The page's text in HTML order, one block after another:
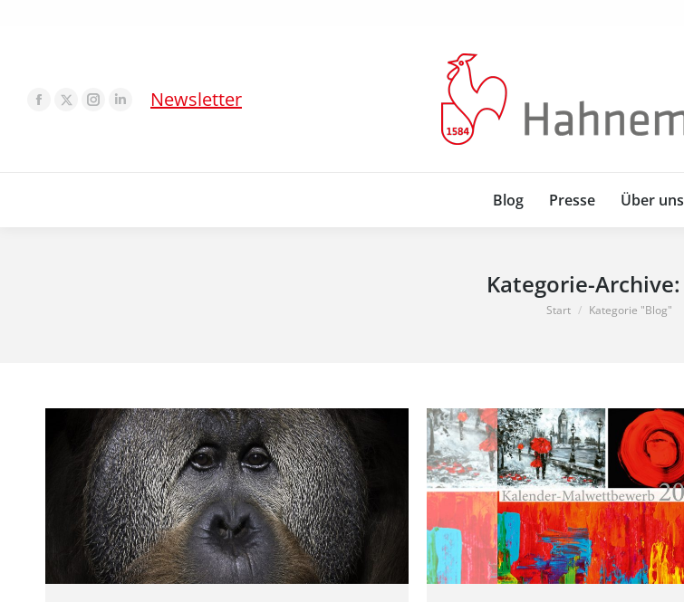
Newsletter
Blog Presse Über uns
Kategorie-Archive:
Sie befinden sich hier:
Start Kategorie "Blog"